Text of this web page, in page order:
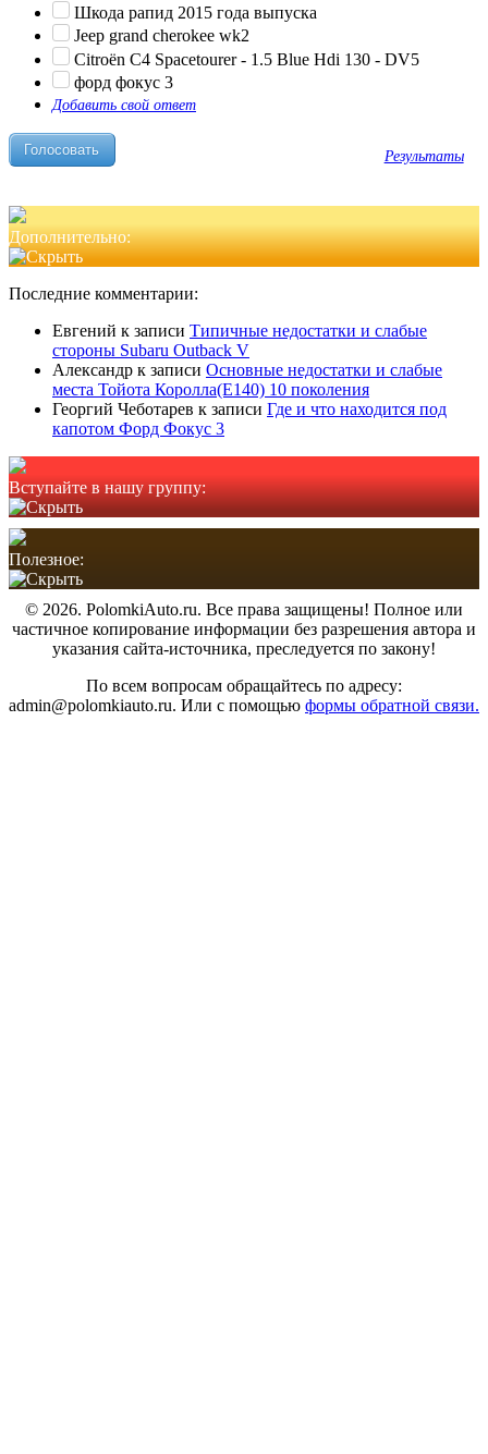
Шкода рапид 2015 года выпуска
Jeep grand cherokee wk2
Citroën C4 Spacetourer - 1.5 Blue Hdi 130 - DV5
форд фокус 3
Добавить свой ответ
Результаты
Дополнительно:
Последние комментарии:
Евгений к записи Типичные недостатки и слабые
стороны Subaru Outback V
Александр к записи Основные недостатки и слабые
места Тойота Королла(Е140) 10 поколения
Георгий Чеботарев к записи Где и что находится под
капотом Форд Фокус 3
Вступайте в нашу группу:
Полезное:
© 2026. PolomkiAuto.ru. Все права защищены! Полное или
частичное копирование информации без разрешения автора и
указания сайта-источника, преследуется по закону!
По всем вопросам обращайтесь по адресу:
admin@polomkiauto.ru. Или с помощью формы обратной связи.